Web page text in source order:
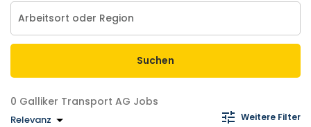
Suchen
Galliker Transport AG Jobs
Relevanz Weitere Filter